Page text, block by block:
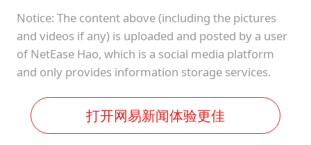
Notice: The content above (including the pictures
and videos if any) is uploaded and posted by a user
of NetEase Hao, which is a social media platform
and only provides information storage services.
打开网易新闻体验更佳